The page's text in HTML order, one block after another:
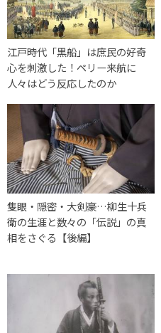
江戸時代「黒船」は庶民の好奇
心を刺激した！ペリー来航に
人々はどう反応したのか
隻眼・隠密・大剣豪…柳生十兵
衛の生涯と数々の「伝説」の真
相をさぐる【後編】